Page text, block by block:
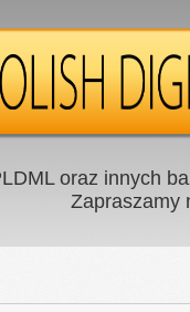
oraz innych
Zapraszamy